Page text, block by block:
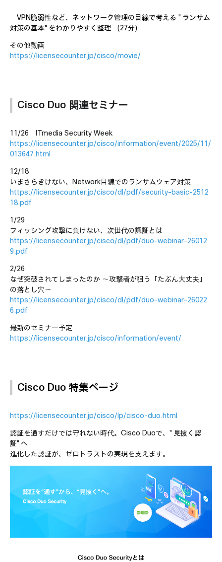
VPN脆弱性など、ネットワーク管理の目線で考える "ランサム
対策の基本"をわかりやすく整理 （27分）
その他動画
https://licensecounter.jp/cisco/movie/
Cisco Duo 関連セミナー
11/26 ITmedia Security Week
https://licensecounter.jp/cisco/information/event/2025/11/
013647.html
12/18
いまさらきけない、Network目線でのランサムウェア対策
https://licensecounter.jp/cisco/dl/pdf/security-basic-2512
18.pdf
1/29
フィッシング攻撃に負けない、次世代の認証とは
https://licensecounter.jp/cisco/dl/pdf/duo-webinar-26012
9.pdf
2/26
なぜ突破されてしまったのか 〜攻撃者が狙う「たぶん⼤丈夫」
の落とし⽳〜
https://licensecounter.jp/cisco/dl/pdf/duo-webinar-26022
6.pdf
最新のセミナー予定
https://licensecounter.jp/cisco/information/event/
Cisco Duo 特集ページ
https://licensecounter.jp/cisco/lp/cisco-duo.html
認証を通すだけでは守れない時代。Cisco Duoで、"見抜く認
証"へ
進化した認証が、ゼロトラストの実現を支えます。